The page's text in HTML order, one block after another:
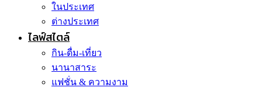
ในประเทศ
ต่างประเทศ
ไลฟ์สไตล์
กิน-ดื่ม-เที่ยว
นานาสาระ
แฟชั่น & ความงาม